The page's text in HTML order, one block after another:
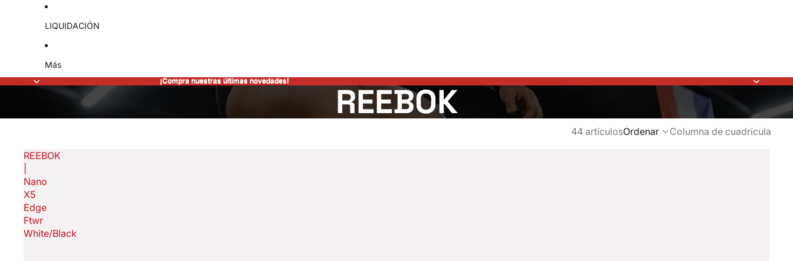
LIQUIDACIÓN
Más
¡Compra nuestras últimas novedades!
¡Compra nuestras últimas novedades!
REEBOK
44 artículosOrdenar Columna de cuadrícula
REEBOK
Nano
X5
Edge
Ftwr
White/Black